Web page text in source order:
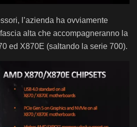
l’azienda ha ovviamente
alta che accompagneranno la
ed X870E (saltando la serie 700).